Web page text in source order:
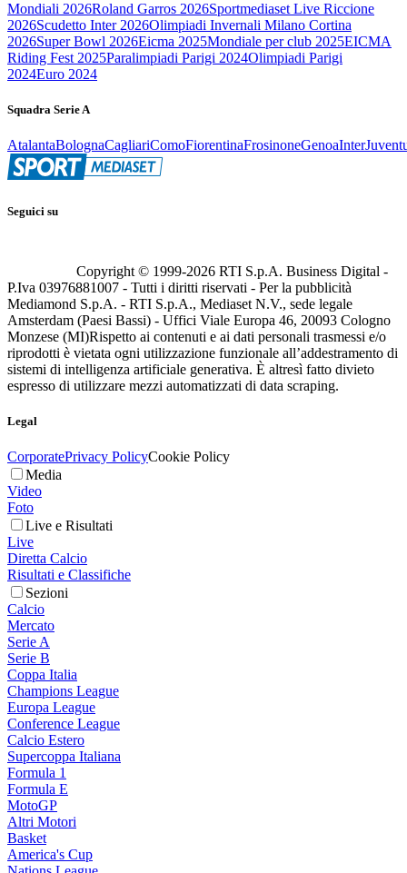
Mondiali 2026Roland Garros 2026Sportmediaset Live Riccione
2026Scudetto Inter 2026Olimpiadi Invernali Milano Cortina
2026Super Bowl 2026Eicma 2025Mondiale per club 2025EICMA
Riding Fest 2025Paralimpiadi Parigi 2024Olimpiadi Parigi
2024Euro 2024
Squadra Serie A
AtalantaBolognaCagliariComoFiorentinaFrosinoneGenoaInter
Seguici su
Copyright © 1999-2026 RTI S.p.A. Business Digital -
P.Iva 03976881007 - Tutti i diritti riservati - Per la pubblicità
Mediamond S.p.A. - RTI S.p.A., Mediaset N.V., sede legale
Amsterdam (Paesi Bassi) - Uffici Viale Europa 46, 20093 Cologno
Monzese (MI)Rispetto ai contenuti e ai dati personali trasmessi e/o
riprodotti è vietata ogni utilizzazione funzionale all’addestramento di
sistemi di intelligenza artificiale generativa. È altresì fatto divieto
espresso di utilizzare mezzi automatizzati di data scraping.
Legal
CorporatePrivacy PolicyCookie Policy
Media
Video
Foto
Live e Risultati
Live
Diretta Calcio
Risultati e Classifiche
Sezioni
Calcio
Mercato
Serie A
Serie B
Coppa Italia
Champions League
Europa League
Conference League
Calcio Estero
Supercoppa Italiana
Formula 1
Formula E
MotoGP
Altri Motori
Basket
America's Cup